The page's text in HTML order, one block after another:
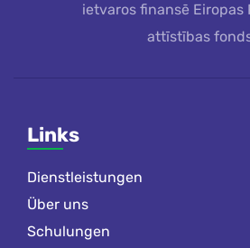
ietvaros finansē Eiropas
attīstības
Links
Dienstleistungen
Über uns
Schulungen